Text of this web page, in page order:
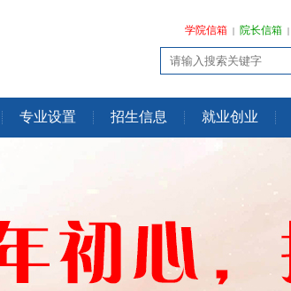
学院信箱 | 院长信箱 |
专业设置 招生信息 就业创业